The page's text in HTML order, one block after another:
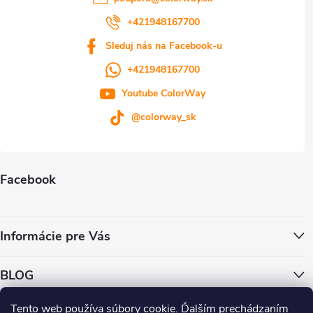
Tento web používa súbory cookie. Ďalším prechádzaním
Facebook
Informácie pre Vás
BLOG
+421948167700
Sleduj nás na Facebook-u
+421948167700
Youtube ColorWay
@colorway_sk